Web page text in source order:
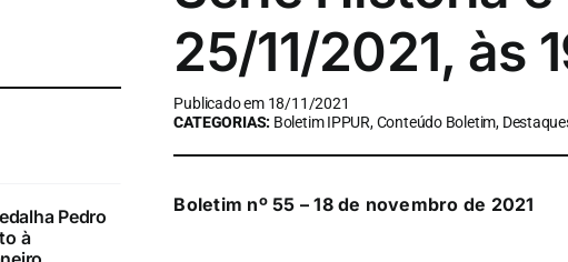
Pedro
à
25/11/2021, às
Publicado em 18/11/2021
CATEGORIAS: Boletim IPPUR, Conteúdo Boletim,
Boletim nº 55 – 18 de novembro de 2021